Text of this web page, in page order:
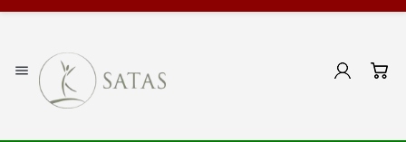
